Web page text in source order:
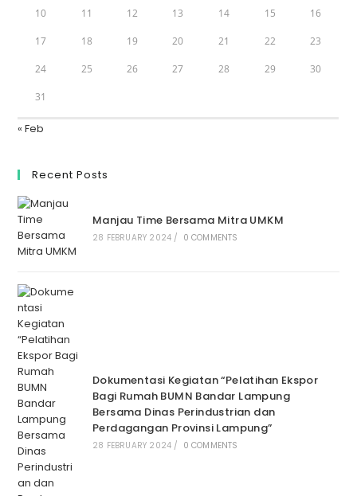
10 11 12 13 14 15 16
17 18 19 20 21 22 23
24 25 26 27 28 29 30
31
« Feb
Recent Posts
Manjau Time Bersama Mitra UMKM
28 FEBRUARY 2024 / 0 COMMENTS
Dokumentasi Kegiatan “Pelatihan Ekspor
Bagi Rumah BUMN Bandar Lampung
Bersama Dinas Perindustrian dan
Perdagangan Provinsi Lampung”
28 FEBRUARY 2024 / 0 COMMENTS